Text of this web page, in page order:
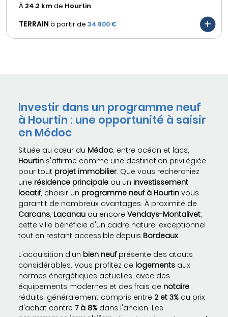
À 24.2 kmde Hourtin
TERRAIN à partir de 34 800 €
Investir dans un programme neuf
à Hourtin : une opportunité à saisir
en Médoc
Située au cœur du Médoc, entre océan et lacs,
Hourtin s'affirme comme une destination privilégiée
pour tout projet immobilier. Que vous recherchiez
une résidence principale ou un investissement
locatif, choisir un programme neuf à Hourtin vous
garantit de nombreux avantages. À proximité de
Carcans, Lacanau ou encore Vendays-Montalivet,
cette ville bénéficie d'un cadre naturel exceptionnel
tout en restant accessible depuis Bordeaux.
L'acquisition d'un bien neufprésente des atouts
considérables. Vous profitez de logements aux
normes énergétiques actuelles, avec des
équipements modernes et des frais de notaire
réduits, généralement compris entre 2 et 3% du prix
d'achat contre 7 à 8% dans l'ancien. Les